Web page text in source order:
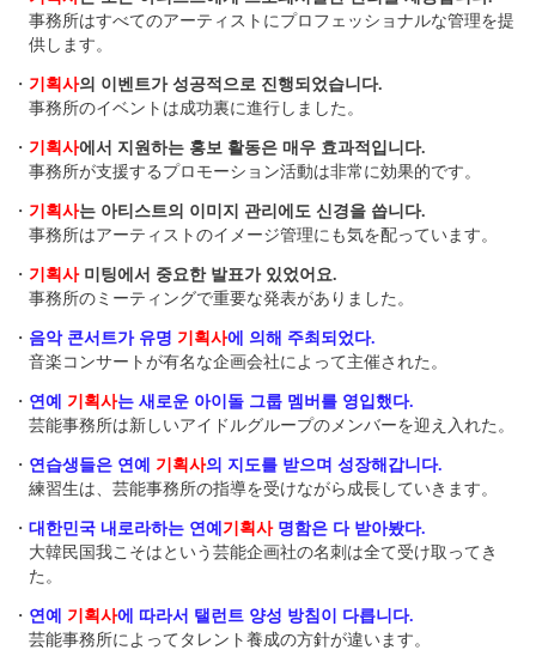
事務所はすべてのアーティストにプロフェッショナルな管理を提
供します。
・ 기획사의 이벤트가 성공적으로 진행되었습니다.
事務所のイベントは成功裏に進行しました。
・ 기획사에서 지원하는 홍보 활동은 매우 효과적입니다.
事務所が支援するプロモーション活動は非常に効果的です。
・ 기획사는 아티스트의 이미지 관리에도 신경을 씁니다.
事務所はアーティストのイメージ管理にも気を配っています。
・ 기획사미팅에서 중요한 발표가 있었어요.
事務所のミーティングで重要な発表がありました。
・ 음악 콘서트가 유명 기획사에 의해 주최되었다.
音楽コンサートが有名な企画会社によって主催された。
・ 연예 기획사는 새로운 아이돌 그룹 멤버를 영입했다.
芸能事務所は新しいアイドルグループのメンバーを迎え入れた。
・ 연습생들은 연예 기획사의 지도를 받으며 성장해갑니다.
練習生は、芸能事務所の指導を受けながら成長していきます。
・ 대한민국 내로라하는 연예 기획사명함은 다 받아봤다.
大韓民国我こそはという芸能企画社の名刺は全て受け取ってき
た。
・ 연예 기획사에 따라서 탤런트 양성 방침이 다릅니다.
芸能事務所によってタレント養成の方針が違います。